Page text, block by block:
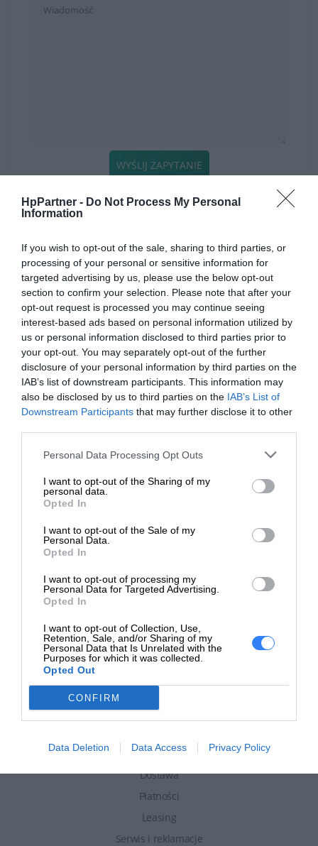
HpPartner - Do Not Process My Personal
Information
If you wish to opt-out of the sale, sharing to third parties, or
processing of your personal or sensitive information for
targeted advertising by us, please use the below opt-out
section to confirm your selection. Please note that after your
opt-out request is processed you may continue seeing
interest-based ads based on personal information utilized by
us or personal information disclosed to third parties prior to
your opt-out. You may separately opt-out of the further
disclosure of your personal information by third parties on the
IAB’s list of downstream participants. This information may
also be disclosed by us to third parties on the IAB’s List of
Downstream Participants that may further disclose it to other
Personal Data Processing Opt Outs
I want to opt-out of the Sharing of my
personal data.
Opted In
I want to opt-out of the Sale of my
Personal Data.
Opted In
I want to opt-out of processing my
Personal Data for Targeted Advertising.
Opted In
I want to opt-out of Collection, Use,
Retention, Sale, and/or Sharing of my
Personal Data that Is Unrelated with the
Purposes for which it was collected.
Opted Out
CONFIRM
Data Deletion Data Access Privacy Policy
SZYBKI KONTAKT
WAŻNE INFORMACJE
POLECANE
WYŚLIJ ZAPYTANIE
Zapytaj oofertę
nasz Doradca przedstawi ofertę.
NAPISZ DO NAS
Aktualności
Pomoc i FAQ
Regulamin sklepu
Polityka prywatności
Zakupy
Dostawa
Płatności
Leasing
Serwis i reklamacje